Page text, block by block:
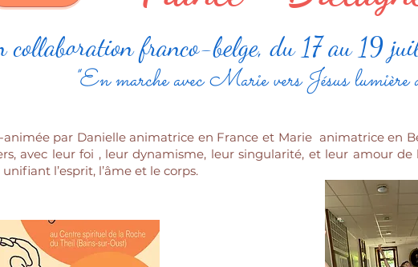
collaboration franco-belge, du 17 au 19
"En marche avec Marie vers Jésus lumière
animée par Danielle animatrice en France et Marie animatrice en
avec leur foi , leur dynamisme, leur singularité, et leur amour
l’esprit, l’âme et le corps.